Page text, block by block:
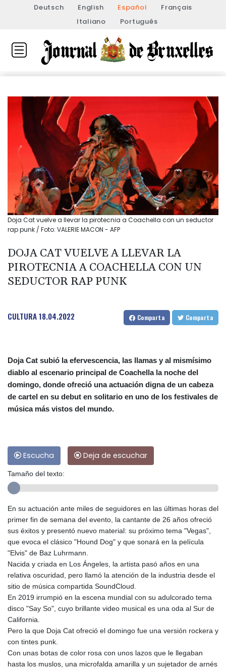
Deutsch English Español
Français
Italiano
Português
Doja Cat vuelve a llevar la pirotecnia a Coachella con un seductor
rap punk / Foto: VALERIE MACON - AFP
DOJA CAT VUELVE A LLEVAR LA
PIROTECNIA A COACHELLA CON UN
SEDUCTOR RAP PUNK
CULTURA18.04.2022 Comparta Comparta
Doja Cat subió la efervescencia, las llamas y al mismísimo
diablo al escenario principal de Coachella la noche del
domingo, donde ofreció una actuación digna de un cabeza
de cartel en su debut en solitario en uno de los festivales de
música más vistos del mundo.
Escucha Deja de escuchar
Tamaño del texto:
En su actuación ante miles de seguidores en las últimas horas del
primer fin de semana del evento, la cantante de 26 años ofreció
sus éxitos y presentó nuevo material: su próximo tema "Vegas",
que evoca el clásico "Hound Dog" y que sonará en la película
"Elvis" de Baz Luhrmann.
Nacida y criada en Los Ángeles, la artista pasó años en una
relativa oscuridad, pero llamó la atención de la industria desde el
sitio de música compartida SoundCloud.
En 2019 irrumpió en la escena mundial con su adulcorado tema
disco "Say So", cuyo brillante video musical es una oda al Sur de
California.
Pero la que Doja Cat ofreció el domingo fue una versión rockera y
con tintes punk.
Con unas botas de color rosa con unos lazos que le llegaban
hasta los muslos, una microfalda amarilla y un sujetador de arnés